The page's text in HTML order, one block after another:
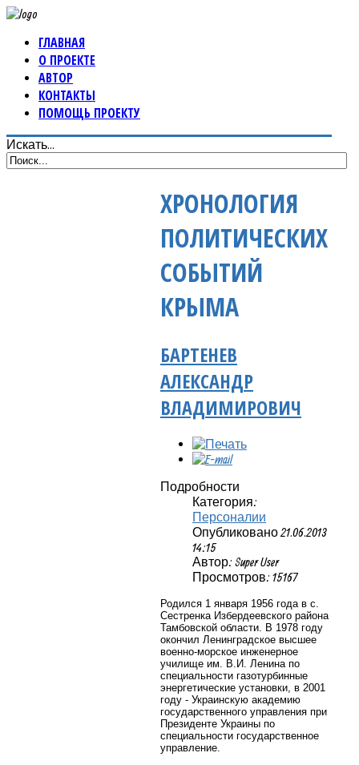
ГЛАВНАЯ
О ПРОЕКТЕ
АВТОР
КОНТАКТЫ
ПОМОЩЬ ПРОЕКТУ
Искать...
ХРОНОЛОГИЯ
ПОЛИТИЧЕСКИХ
СОБЫТИЙ
КРЫМА
БАРТЕНЕВ
АЛЕКСАНДР
ВЛАДИМИРОВИЧ
Подробности
Категория:
Персоналии
Опубликовано 21.06.2013
14:15
Автор: Super User
Просмотров: 15167
Родился 1 января 1956 года в с.
Сестренка Избердеевского района
Тамбовской области. В 1978 году
окончил Ленинградское высшее
военно-морское инженерное
училище им. В.И. Ленина по
специальности газотурбинные
энергетические установки, в 2001
году - Украинскую академию
государственного управления при
Президенте Украины по
специальности государственное
управление.